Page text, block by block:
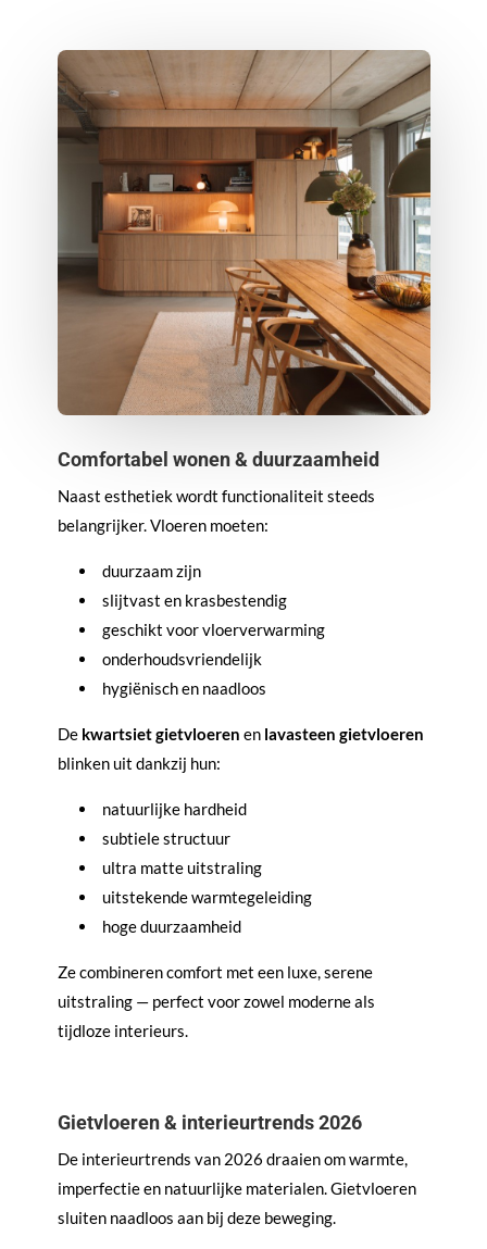
Comfortabel wonen & duurzaamheid
Naast esthetiek wordt functionaliteit steeds
belangrijker. Vloeren moeten:
duurzaam zijn
slijtvast en krasbestendig
geschikt voor vloerverwarming
onderhoudsvriendelijk
hygiënisch en naadloos
De kwartsiet gietvloeren en lavasteen gietvloeren
blinken uit dankzij hun:
natuurlijke hardheid
subtiele structuur
ultra matte uitstraling
uitstekende warmtegeleiding
hoge duurzaamheid
Ze combineren comfort met een luxe, serene
uitstraling — perfect voor zowel moderne als
tijdloze interieurs.
Gietvloeren & interieurtrends 2026
De interieurtrends van 2026 draaien om warmte,
imperfectie en natuurlijke materialen. Gietvloeren
sluiten naadloos aan bij deze beweging.